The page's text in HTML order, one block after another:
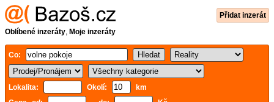
Přidat inzerát
Oblíbené inzeráty, Moje inzeráty
Co:
Lokalita: Okolí:
km